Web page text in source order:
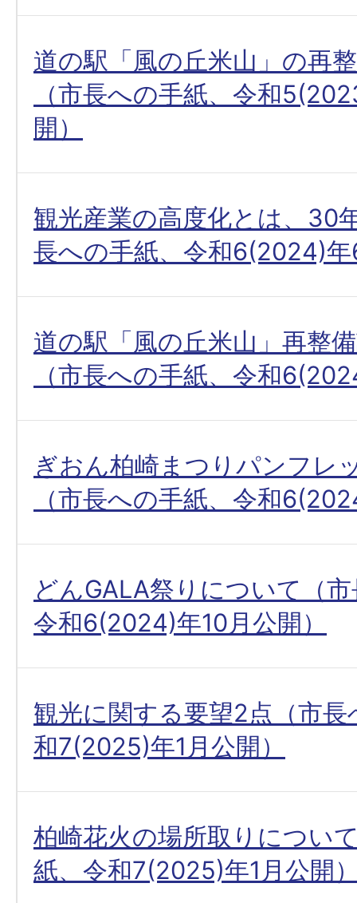
道の駅「風の丘米山」の再
（市長への手紙、令和
開）
観光産業の高度化とは、30
長への手紙、令和6(2024)
道の駅「風の丘米山」再整
（市長への手紙、令和
ぎおん柏崎まつりパンフレ
（市長への手紙、令和
どんGALA祭りについて（
令和6(2024)年10月公開）
観光に関する要望2点（市長
和7(2025)年1月公開）
柏崎花火の場所取りについ
紙、令和7(2025)年1月公開